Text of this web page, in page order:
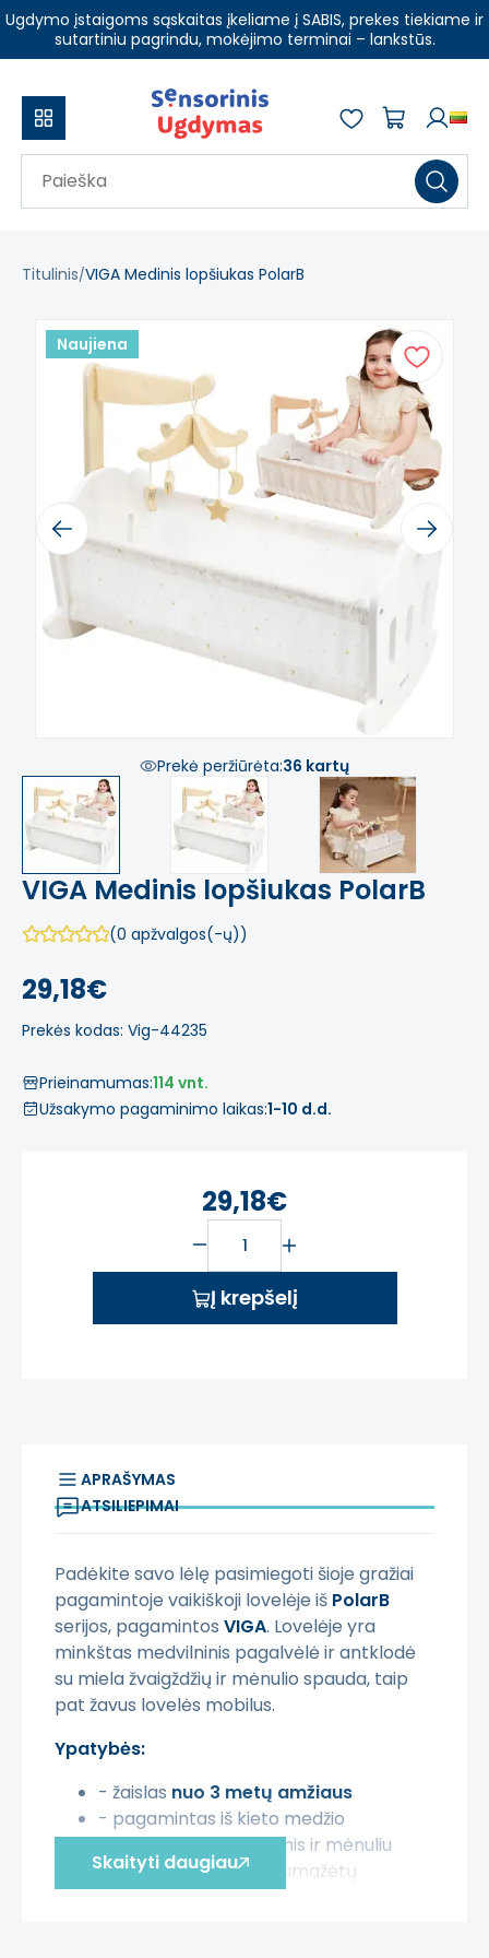
Ugdymo įstaigoms sąskaitas įkeliame į SABIS, prekes tiekiame ir
sutartiniu pagrindu, mokėjimo terminai – lankstūs.
Titulinis VIGA Medinis lopšiukas PolarB
Naujiena
Previous Next
Prekė peržiūrėta:36 kartų
VIGA Medinis lopšiukas PolarB
(0 apžvalgos(-ų))
29,18€
Prekės kodas: Vig-44235
Prieinamumas:114 vnt.
Užsakymo pagaminimo laikas:1-10 d.d.
29,18€
Į krepšelį
APRAŠYMAS
ATSILIEPIMAI
Padėkite savo lėlę pasimiegoti šioje gražiai
pagamintoje vaikiškoji lovelėje iš PolarB
serijos, pagamintos VIGA. Lovelėje yra
minkštas medvilninis pagalvėlė ir antklodė
su miela žvaigždžių ir mėnulio spauda, taip
pat žavus lovelės mobilus.
Ypatybės:
- žaislas nuo 3 metų amžiaus
- pagamintas iš kieto medžio
- audinys su žvaigždėmis ir mėnuliu
- ratai su guma, kad sumažėtų
triukšmas
Skaityti daugiau